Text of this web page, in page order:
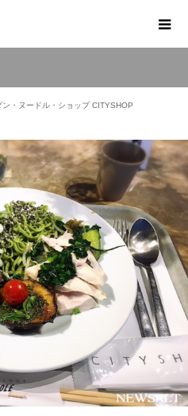
・ヌードル・ショップ CITYSHOP